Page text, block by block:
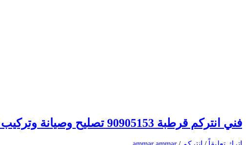
فني انتركم قرطبة 90905153 تصليح وصيانة وتركيب انتركم وبدالة الكويت